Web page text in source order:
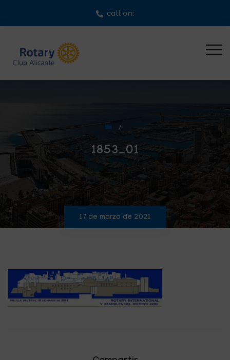
call on:
/
1853_01
17 de marzo de 2021